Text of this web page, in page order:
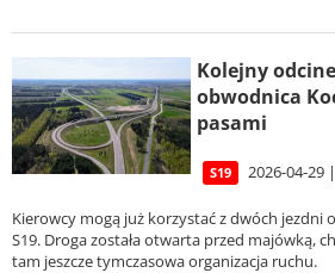
Kolejny
obwodnica
pasami
S19 2026-04-29
Kierowcy mogą już korzystać z dwóch jezdni
S19. Droga została otwarta przed majówką,
tam jeszcze tymczasowa organizacja ruchu.